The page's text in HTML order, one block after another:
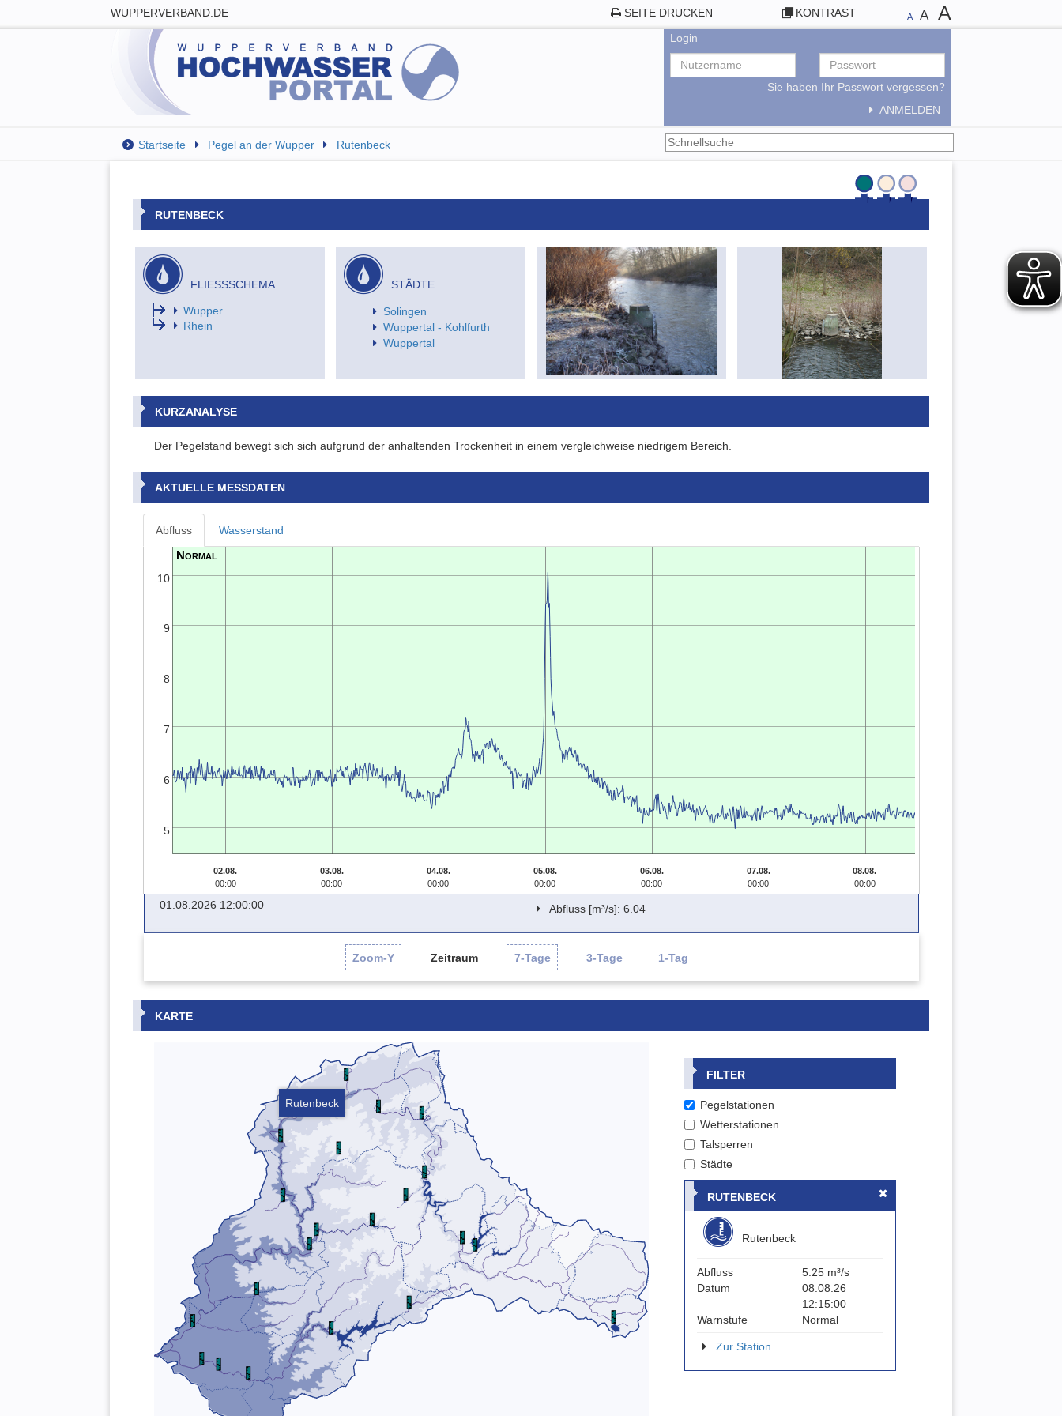
WUPPERVERBAND.DE SEITE DRUCKEN KONTRAST A A A
Login
Sie haben Ihr Passwort vergessen?
ANMELDEN
Startseite Pegel an der Wupper Rutenbeck
RUTENBECK
FLIESSSCHEMA
Wupper
Rhein
STÄDTE
Solingen
Wuppertal - Kohlfurth
Wuppertal
KURZANALYSE
Der Pegelstand bewegt sich sich aufgrund der anhaltenden Trockenheit in einem vergleichweise niedrigem Bereich.
AKTUELLE MESSDATEN
Abfluss Wasserstand
5
6
7
8
9
10
02.08.
00:00
03.08.
00:00
04.08.
00:00
05.08.
00:00
06.08.
00:00
07.08.
00:00
08.08.
00:00
01.08.2026 12:00:00 Abfluss [m³/s]: 6.04
Zoom-Y Zeitraum 7-Tage 3-Tage 1-Tag
KARTE
FILTER
Pegelstationen
Wetterstationen
Talsperren
Städte
RUTENBECK
Rutenbeck
Abfluss
5.25 m³/s
Datum
08.08.26
12:15:00
Warnstufe
Normal
Zur Station
Rutenbeck